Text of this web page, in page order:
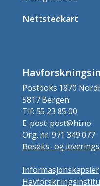
Nettstedkart
Postboks 1870
5817 Bergen
Tlf: 55 23 85 00
E-post: post@hi.no
Org. nr: 971 349 077
Besøks- og
Informasjonskapsler